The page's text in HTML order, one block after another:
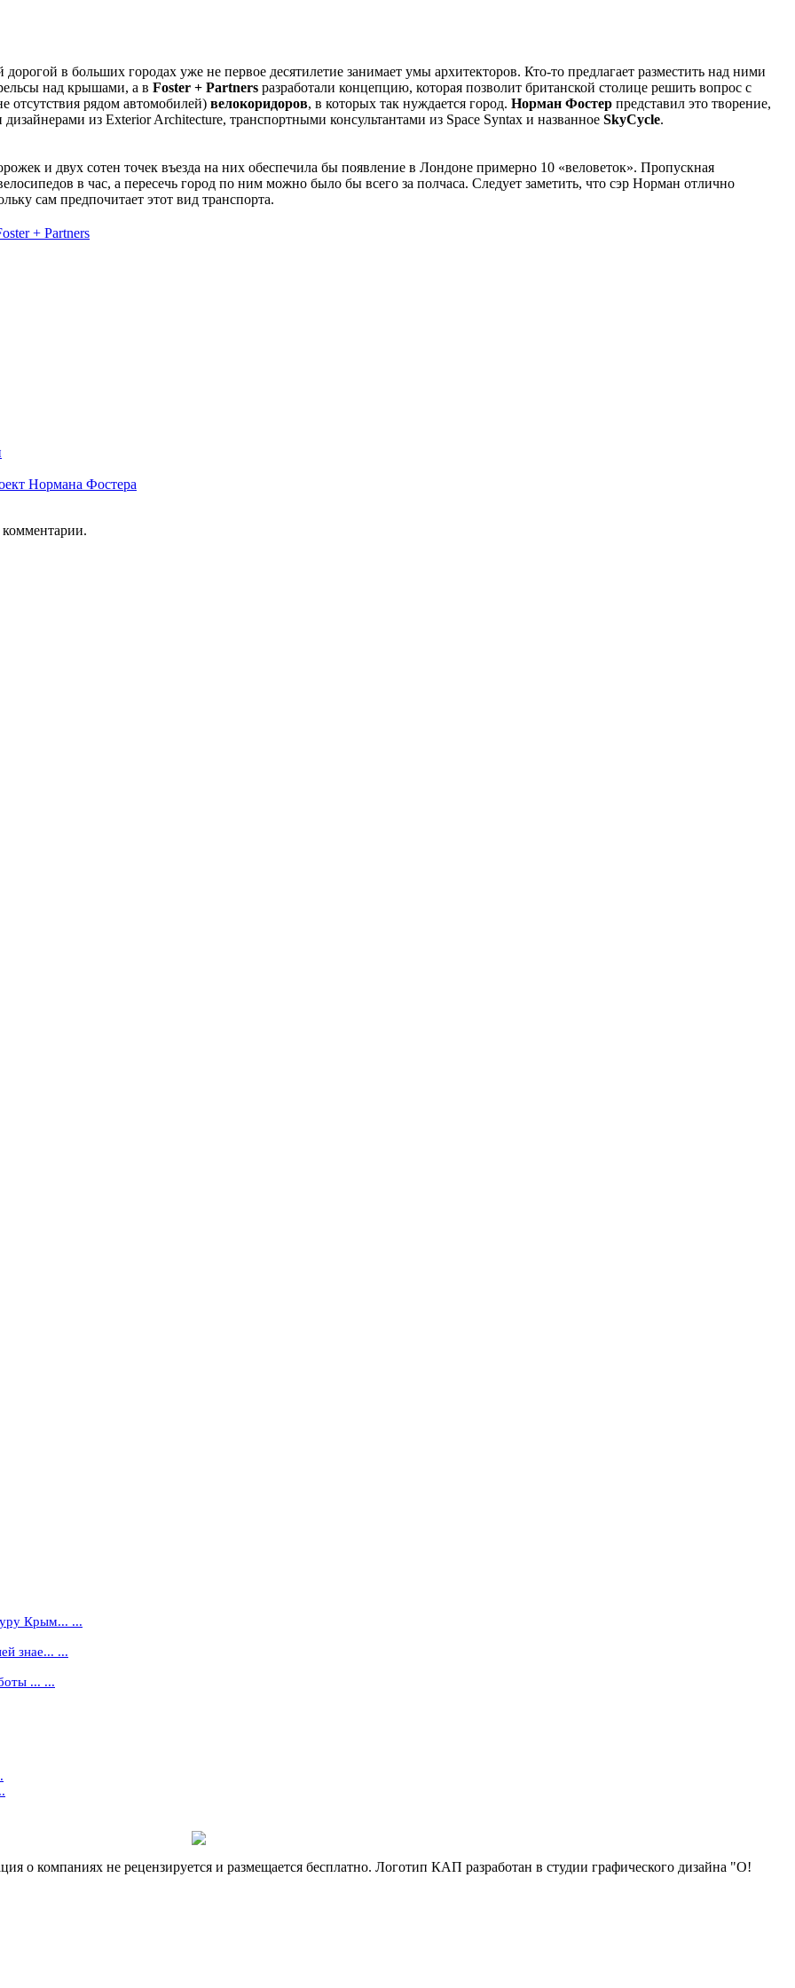
в больших городах уже не первое десятилетие занимает умы архитекторов. Кто-то предлагает разместить над ними
над крышами, а в Foster + Partners разработали концепцию, которая позволит британской столице решить вопрос с
отсутствия рядом автомобилей) велокоридоров, в которых так нуждается город. Норман Фостер представил это творение,
из Exterior Architecture, транспортными консультантами из Space Syntax и названное SkyCycle.
и двух сотен точек въезда на них обеспечила бы появление в Лондоне примерно 10 «веловеток». Пропускная
в час, а пересечь город по ним можно было бы всего за полчаса. Следует заметить, что сэр Норман отлично
сам предпочитает этот вид транспорта.
Нормана Фостера
комментарии.
Крым... ...
знае... ...
... ...
компаниях не рецензируется и размещается бесплатно. Логотип КАП разработан в студии графического дизайна "О!